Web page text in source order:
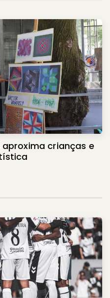
crianças e